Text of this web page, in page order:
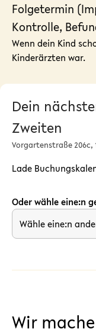
Folgetermin
Kontrolle,
Wenn dein Kind
Kinderärzten war.
Dein
Zweiten
Vorgartenstraße 206c,
Lade
Oder wähle eine:n
Wähle eine:n
Wir